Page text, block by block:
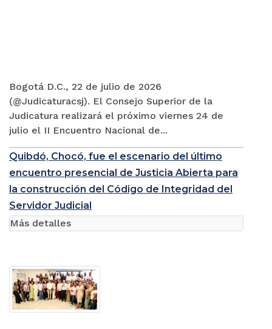
Bogotá D.C., 22 de julio de 2026
(@Judicaturacsj). El Consejo Superior de la
Judicatura realizará el próximo viernes 24 de
julio el II Encuentro Nacional de...
Quibdó, Chocó, fue el escenario del último
encuentro presencial de Justicia Abierta para
la construcción del Código de Integridad del
Servidor Judicial
Más detalles